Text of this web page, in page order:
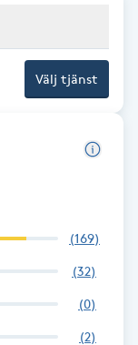
Välj tjänst
(169)
(32)
(0)
(2)